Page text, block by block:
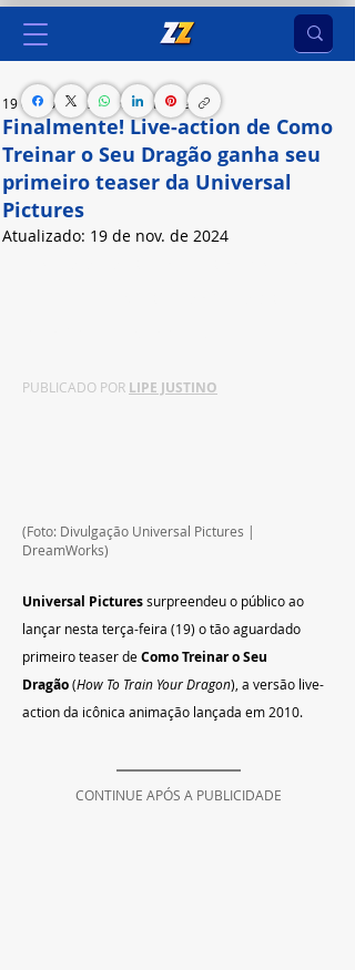
Finalmente! Live-action de Como
Treinar o Seu Dragão ganha seu
primeiro teaser da Universal
Pictures
19 de nov. de 2024 3 min de leitura
Atualizado: 19 de nov. de 2024
PUBLICADO POR LIPE JUSTINO
(Foto: Divulgação Universal Pictures |
DreamWorks)
Universal Pictures surpreendeu o público ao
lançar nesta terça-feira (19) o tão aguardado
primeiro teaser de Como Treinar o Seu
Dragão (How To Train Your Dragon), a versão live-
action da icônica animação lançada em 2010.
CONTINUE APÓS A PUBLICIDADE